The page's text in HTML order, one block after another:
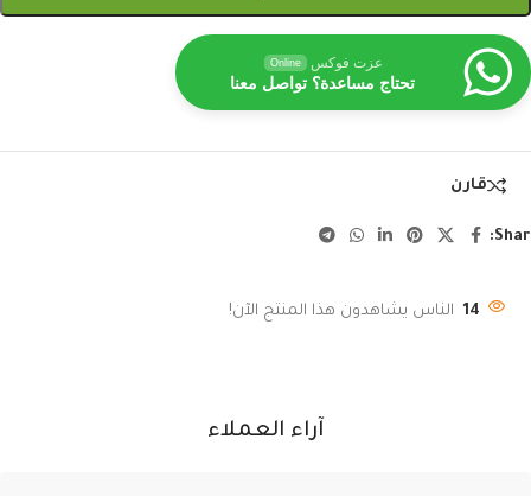
عزت فوكس Online
تحتاج مساعدة؟ تواصل معنا
قارن
14 الناس يشاهدون هذا المنتج الآن!
آراء العملاء